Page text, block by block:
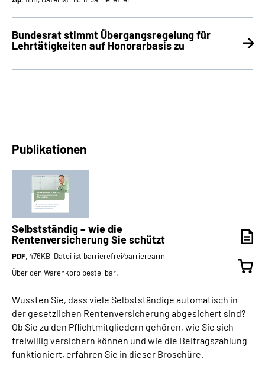
Bundesrat stimmt Übergangsregelung für
Lehrtätigkeiten auf Honorarbasis zu
Publikationen
Selbstständig – wie die
Rentenversicherung Sie schützt
PDF, 476KB, Datei ist barrierefrei⁄barrierearm
Über den Warenkorb bestellbar.
Wussten Sie, dass viele Selbstständige automatisch in
der gesetzlichen Rentenversicherung abgesichert sind?
Ob Sie zu den Pflichtmitgliedern gehören, wie Sie sich
freiwillig versichern können und wie die Beitragszahlung
funktioniert, erfahren Sie in dieser Broschüre.